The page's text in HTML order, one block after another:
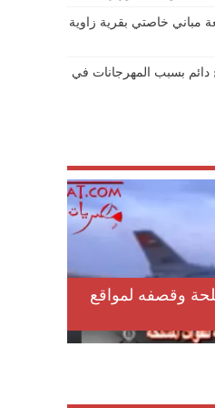
مباني خاصتي بقرية زاوية
بسبب المهرجانات في
وقصفه لمواقع